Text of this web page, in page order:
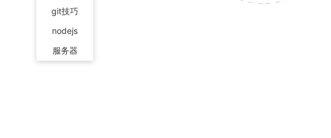
git技巧
nodejs
服务器